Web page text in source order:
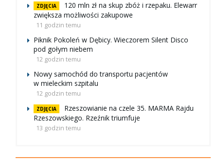
ZDJĘCIA
120 mln zł na skup zbóż i rzepaku. Elewarr
zwiększa możliwości zakupowe
11 godzin temu
Piknik Pokoleń w Dębicy. Wieczorem Silent Disco
pod gołym niebem
12 godzin temu
Nowy samochód do transportu pacjentów
w mieleckim szpitalu
12 godzin temu
ZDJĘCIA
Rzeszowianie na czele 35. MARMA Rajdu
Rzeszowskiego. Rzeźnik triumfuje
13 godzin temu